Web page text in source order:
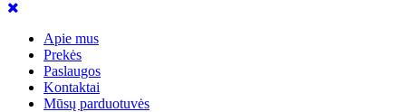
Apie mus
Prekės
Paslaugos
Kontaktai
Mūsų parduotuvės